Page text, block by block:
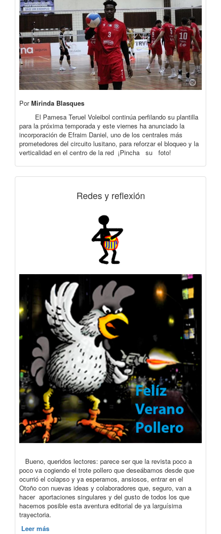
PorMirinda Blasques
El Pamesa Teruel Voleibol continúa perfilando su plantilla
para la próxima temporada y este viernes ha anunciado la
incorporación de Efraim Daniel, uno de los centrales más
prometedores del circuito lusitano, para reforzar el bloqueo y la
verticalidad en el centro de la red ¡Pincha su foto!
Redes y reflexión
Bueno, queridos lectores: parece ser que la revista poco a
poco va cogiendo el trote pollero que deseábamos desde que
ocurrió el colapso y ya esperamos, ansiosos, entrar en el
Otoño con nuevas ideas y colaboradores que, seguro, van a
hacer aportaciones singulares y del gusto de todos los que
hacemos posible esta aventura editorial de ya larguísima
trayectoria.
Leer más